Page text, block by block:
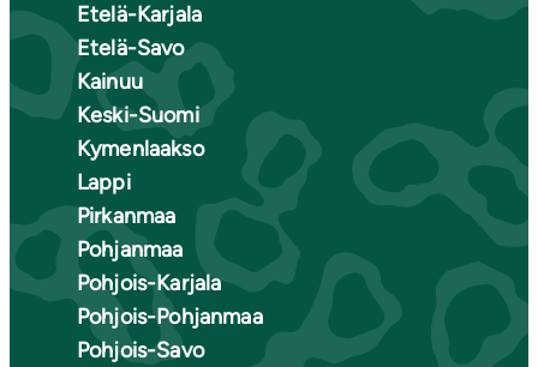
Etelä-Karjala
Etelä-Savo
Kainuu
Keski-Suomi
Kymenlaakso
Lappi
Pirkanmaa
Pohjanmaa
Pohjois-Karjala
Pohjois-Pohjanmaa
Pohjois-Savo